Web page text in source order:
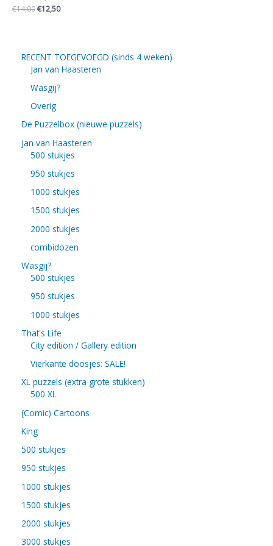
€14,00€12,50
RECENT TOEGEVOEGD (sinds 4 weken)
Jan van Haasteren
Wasgij?
Overig
De Puzzelbox (nieuwe puzzels)
Jan van Haasteren
500 stukjes
950 stukjes
1000 stukjes
1500 stukjes
2000 stukjes
combidozen
Wasgij?
500 stukjes
950 stukjes
1000 stukjes
That's Life
City edition / Gallery edition
Vierkante doosjes: SALE!
XL puzzels (extra grote stukken)
500 XL
(Comic) Cartoons
King
500 stukjes
950 stukjes
1000 stukjes
1500 stukjes
2000 stukjes
3000 stukjes